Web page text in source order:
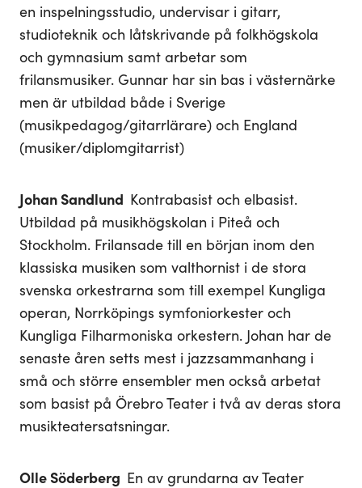
en inspelningsstudio, undervisar i gitarr,
studioteknik och låtskrivande på folkhögskola
och gymnasium samt arbetar som
frilansmusiker. Gunnar har sin bas i västernärke
men är utbildad både i Sverige
(musikpedagog/gitarrlärare) och England
(musiker/diplomgitarrist)
Johan Sandlund Kontrabasist och elbasist.
Utbildad på musikhögskolan i Piteå och
Stockholm. Frilansade till en början inom den
klassiska musiken som valthornist i de stora
svenska orkestrarna som till exempel Kungliga
operan, Norrköpings symfoniorkester och
Kungliga Filharmoniska orkestern. Johan har de
senaste åren setts mest i jazzsammanhang i
små och större ensembler men också arbetat
som basist på Örebro Teater i två av deras stora
musikteatersatsningar.
Olle Söderberg En av grundarna av Teater